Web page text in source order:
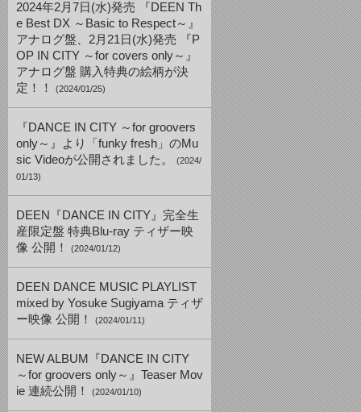
2024年2月7日(水)発売 『DEEN Th
e Best DX ～Basic to Respect～』
アナログ盤、2月21日(水)発売 『P
OP IN CITY ～for covers only～』
アナログ盤 購入特典の絵柄が決
定！！
(2024/01/25)
『DANCE IN CITY ～for groovers
only～』より「funky fresh」のMu
sic Videoが公開されました。
(2024/
01/13)
DEEN『DANCE IN CITY』完全生
産限定盤 特典Blu-ray ティザー映
像 公開！
(2024/01/12)
DEEN DANCE MUSIC PLAYLIST
mixed by Yosuke Sugiyama ティザ
ー映像 公開！
(2024/01/11)
NEW ALBUM『DANCE IN CITY
～for groovers only～』Teaser Mov
ie 連続公開！
(2024/01/10)